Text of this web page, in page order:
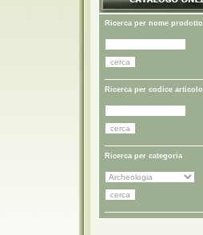
Ricerca per nome prodotto
Ricerca per codice articolo
Ricerca per categoria